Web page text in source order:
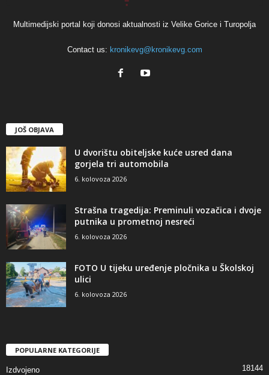
Multimedijski portal koji donosi aktualnosti iz Velike Gorice i Turopolja
Contact us: kronikevg@kronikevg.com
JOŠ OBJAVA
U dvorištu obiteljske kuće usred dana
gorjela tri automobila
6. kolovoza 2026
Strašna tragedija: Preminuli vozačica i dvoje
putnika u prometnoj nesreći
6. kolovoza 2026
FOTO U tijeku uređenje pločnika u Školskoj
ulici
6. kolovoza 2026
POPULARNE KATEGORIJE
Izdvojeno 18144